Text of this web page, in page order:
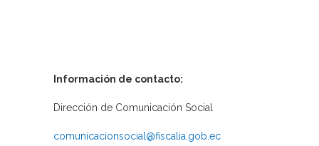
Información de contacto:
Dirección de Comunicación Social
comunicacionsocial@fiscalia.gob.ec